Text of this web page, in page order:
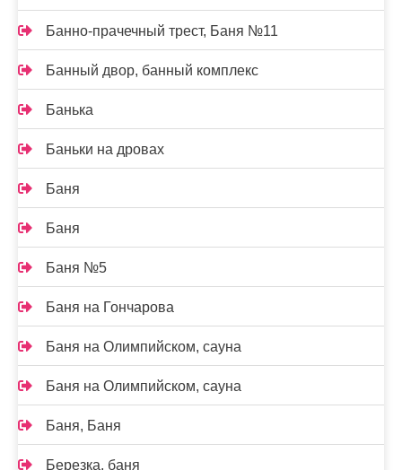
Банно-прачечный трест, Баня №11
Банный двор, банный комплекс
Банька
Баньки на дровах
Баня
Баня
Баня №5
Баня на Гончарова
Баня на Олимпийском, сауна
Баня на Олимпийском, сауна
Баня, Баня
Березка, баня